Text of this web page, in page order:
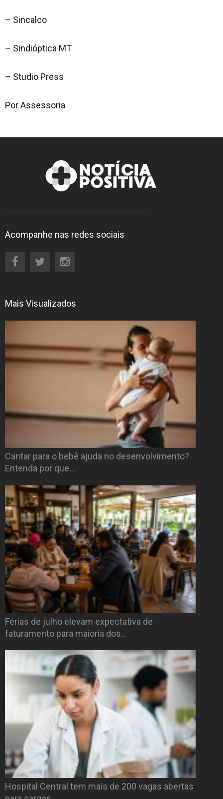
– Sincalco
– Sindióptica MT
– Studio Press
Por Assessoria
Acompanhe nas redes sociais
Mais Visualizados
Cantar para o bebê ajuda no desenvolvimento?
Entenda por que…
Férias de julho elevam expectativa de
faturamento para maioria dos…
Hospital Central tem mais de 200 vagas abertas